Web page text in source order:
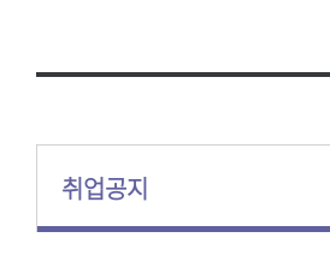
취업공지